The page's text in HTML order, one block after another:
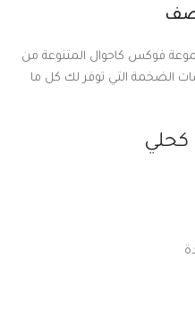
فوكس كاجوال المتنوعة من
الضخمة التي توفر لك كل ما